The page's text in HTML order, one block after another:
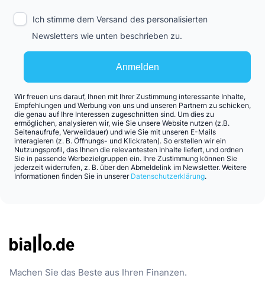
Anmelden
Ich stimme dem Versand des personalisierten
Newsletters wie unten beschrieben zu.
Wir freuen uns darauf, Ihnen mit Ihrer Zustimmung interessante Inhalte,
Empfehlungen und Werbung von uns und unseren Partnern zu schicken,
die genau auf Ihre Interessen zugeschnitten sind. Um dies zu
ermöglichen, analysieren wir, wie Sie unsere Website nutzen (z.B.
Seitenaufrufe, Verweildauer) und wie Sie mit unseren E-Mails
interagieren (z. B. Öffnungs- und Klickraten). So erstellen wir ein
Nutzungsprofil, das Ihnen die relevantesten Inhalte liefert, und ordnen
Sie in passende Werbezielgruppen ein. Ihre Zustimmung können Sie
jederzeit widerrufen, z. B. über den Abmeldelink im Newsletter. Weitere
Informationen finden Sie in unserer Datenschutzerklärung.
Machen Sie das Beste aus Ihren Finanzen.